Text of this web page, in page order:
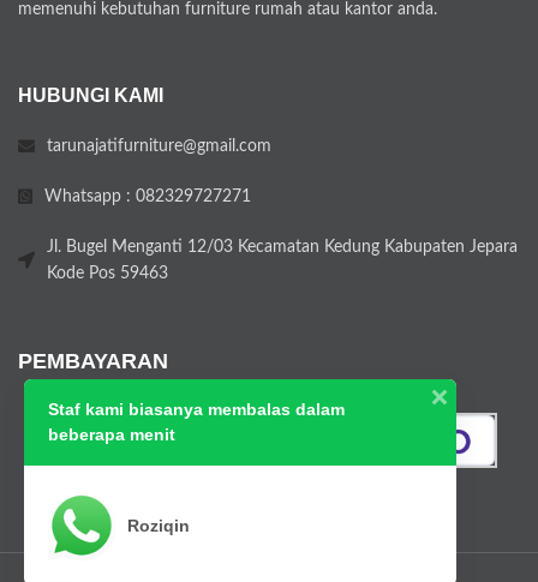
memenuhi kebutuhan furniture rumah atau kantor anda.
HUBUNGI KAMI
tarunajatifurniture@gmail.com
Whatsapp : 082329727271
Jl. Bugel Menganti 12/03 Kecamatan Kedung Kabupaten Jepara
Kode Pos 59463
PEMBAYARAN
Staf kami biasanya membalas dalam
beberapa menit
Roziqin